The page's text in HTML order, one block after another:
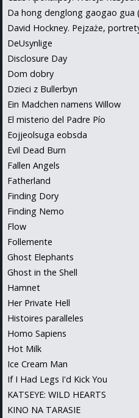
Da hong denglong gaogao gua
David Hockney. Pejzaże,
DeUsynlige
Disclosure Day
Dom dobry
Dzieci z Bullerbyn
Ein Madchen namens Willow
El misterio del Padre Pío
Eojjeolsuga eobsda
Evil Dead Burn
Fallen Angels
Fatherland
Finding Dory
Finding Nemo
Flow
Follemente
Ghost Elephants
Ghost in the Shell
Hamnet
Her Private Hell
Histoires paralleles
Homo Sapiens
Hot Milk
Ice Cream Man
If I Had Legs I'd Kick You
KATSEYE: WILD HEARTS
KINO NA TARASIE